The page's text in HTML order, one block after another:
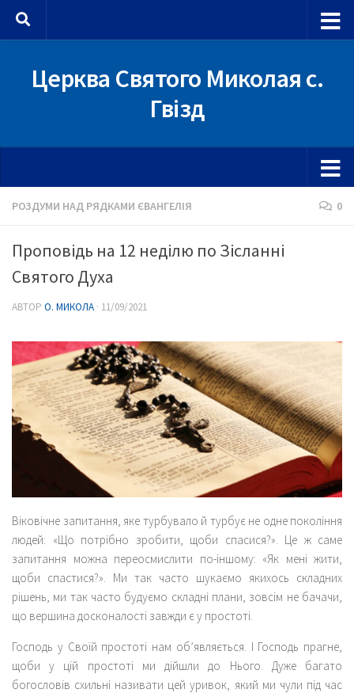
Skip to content
Церква Святого Миколая с.
Гвізд
РОЗДУМИ НАД РЯДКАМИ ЄВАНГЕЛІЯ 0
Проповідь на 12 неділю по Зісланні
Святого Духа
АВТОР О. МИКОЛА · 11/09/2021
Віковічне запитання, яке турбувало й турбує не одне покоління
людей: «Що потрібно зробити, щоби спасися?». Це ж саме
запитання можна переосмислити по-іншому: «Як мені жити,
щоби спастися?». Ми так часто шукаємо якихось складних
рішень, ми так часто будуємо складні плани, зовсім не бачачи,
що вершина досконалості завжди є у простоті.
Господь у Своїй простоті нам об’являється. І Господь прагне,
щоби у цій простоті ми дійшли до Нього. Дуже багато
богословів схильні називати цей уривок, який ми чули під час